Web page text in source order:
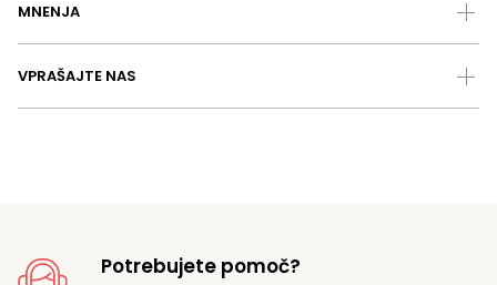
MNENJA
VPRAŠAJTE NAS
Potrebujete pomoč?